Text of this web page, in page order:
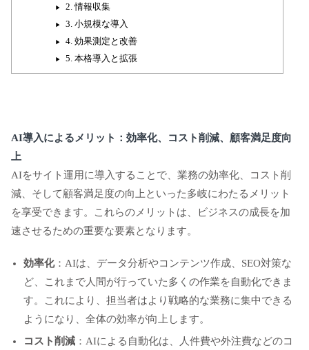
2. 情報収集
3. 小規模な導入
4. 効果測定と改善
5. 本格導入と拡張
AI導入によるメリット：効率化、コスト削減、顧客満足度向
上
AIをサイト運用に導入することで、業務の効率化、コスト削
減、そして顧客満足度の向上といった多岐にわたるメリット
を享受できます。これらのメリットは、ビジネスの成長を加
速させるための重要な要素となります。
効率化：AIは、データ分析やコンテンツ作成、SEO対策な
ど、これまで人間が行っていた多くの作業を自動化できま
す。これにより、担当者はより戦略的な業務に集中できる
ようになり、全体の効率が向上します。
コスト削減 ：AIによる自動化は、人件費や外注費などのコ